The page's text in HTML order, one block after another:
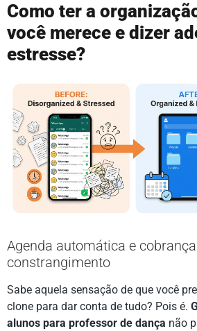
Como ter a
você merece e dizer
estresse?
Agenda automática e
constrangimento
Sabe aquela sensação de que você
clone para dar conta de tudo? Pois é.
alunos para professor de dança não